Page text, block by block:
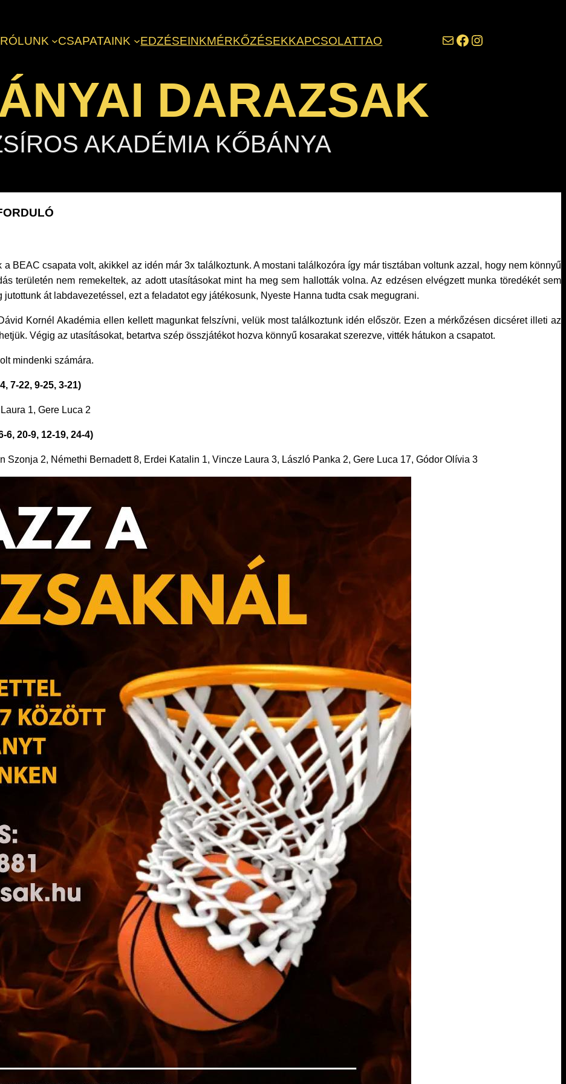
RÓLUNK CSAPATAINK EDZÉSEINKMÉRKŐZÉSEKKAPCSOLATTAO darazsak@darazsak.hu @kobanyaidarazsak @darazsak
DARAZSAK
AKADÉMIA KŐBÁNYA
BEAC csapata volt, akikkel az idén már 3x találkoztunk. A mostani találkozóra így már tisztában voltunk azzal, hogy nem könnyű
területén nem remekeltek, az adott utasításokat mint ha meg sem hallották volna. Az edzésen elvégzett munka töredékét sem
át labdavezetéssel, ezt a feladatot egy játékosunk, Nyeste Hanna tudta csak megugrani.
Kornél Akadémia ellen kellett magunkat felszívni, velük most találkoztunk idén először. Ezen a mérkőzésen dicséret illeti az
Végig az utasításokat, betartva szép összjátékot hozva könnyű kosarakat szerezve, vitték hátukon a csapatot.
mindenki számára.
7-22, 9-25, 3-21)
1, Gere Luca 2
20-9, 12-19, 24-4)
2, Némethi Bernadett 8, Erdei Katalin 1, Vincze Laura 3, László Panka 2, Gere Luca 17, Gódor Olívia 3